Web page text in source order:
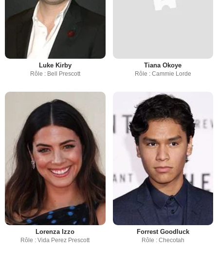
Luke Kirby
Rôle : Bell Prescott
Tiana Okoye
Rôle : Cammie Lorde
Lorenza Izzo
Rôle : Vida Perez Prescott
Forrest Goodluck
Rôle : Checotah